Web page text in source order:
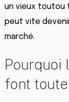
un vieux toutou
peut vite
marché.
Pourquoi
font